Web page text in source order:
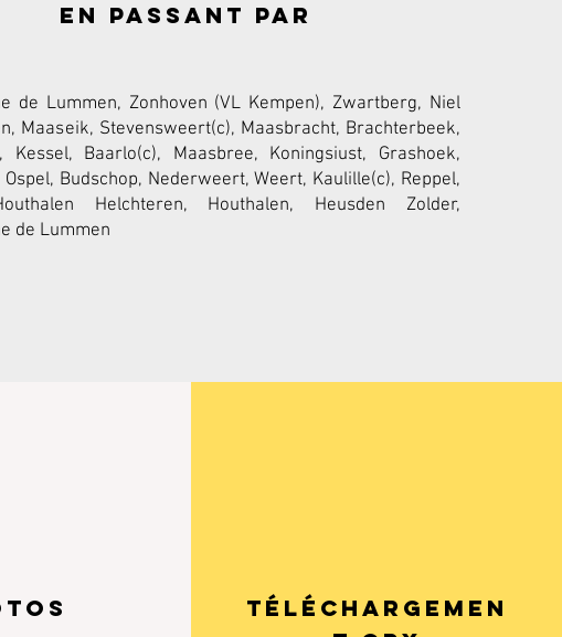
en passant par
de Lummen, Zonhoven (VL Kempen), Zwartberg, Niel
Maaseik, Stevensweert(c), Maasbracht, Brachterbeek,
Kessel, Baarlo(c), Maasbree, Koningsiust, Grashoek,
Ospel, Budschop, Nederweert, Weert, Kaulille(c), Reppel,
Helchteren, Houthalen, Heusden Zolder,
de Lummen
téléchargemen